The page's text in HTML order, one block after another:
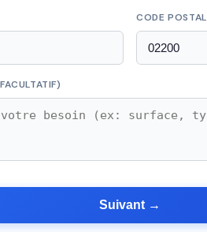
CODE POSTAL
Suivant →